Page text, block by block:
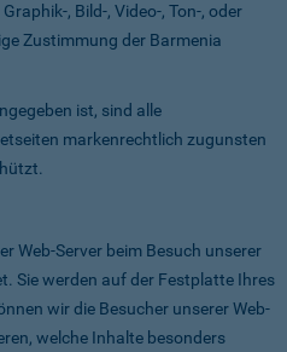
, Bild-, Video-, Ton-, oder
Zustimmung der Barmenia
ist, sind alle
markenrechtlich zugunsten
Web-Server beim Besuch unserer
Sie werden auf der Festplatte Ihres
wir die Besucher unserer Web-
welche Inhalte besonders